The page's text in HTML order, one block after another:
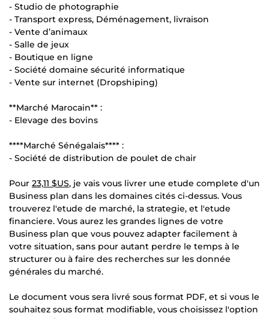
- Studio de photographie
- Transport express, Déménagement, livraison
- Vente d’animaux
- Salle de jeux
- Boutique en ligne
- Société domaine sécurité informatique
- Vente sur internet (Dropshiping)
**Marché Marocain** :
- Elevage des bovins
****Marché Sénégalais**** :
- Société de distribution de poulet de chair
Pour 23,11 $US, je vais vous livrer une etude complete d'un
Business plan dans les domaines cités ci-dessus. Vous
trouverez l'etude de marché, la strategie, et l'etude
financiere. Vous aurez les grandes lignes de votre
Business plan que vous pouvez adapter facilement à
votre situation, sans pour autant perdre le temps à le
structurer ou à faire des recherches sur les donnée
générales du marché.
Le document vous sera livré sous format PDF, et si vous le
souhaitez sous format modifiable, vous choisissez l'option